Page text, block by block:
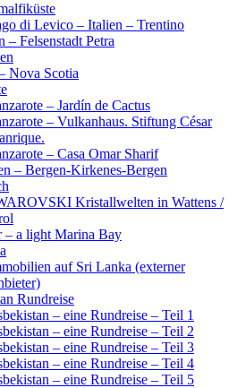
di Levico – Italien – Trentino
– Felsenstadt Petra
Nova Scotia
– Jardín de Cactus
– Vulkanhaus. Stiftung César
– Casa Omar Sharif
– Bergen-Kirkenes-Bergen
Kristallwelten in Wattens /
– a light Marina Bay
auf Sri Lanka (externer
Rundreise
– eine Rundreise – Teil 1
– eine Rundreise – Teil 2
– eine Rundreise – Teil 3
– eine Rundreise – Teil 4
– eine Rundreise – Teil 5